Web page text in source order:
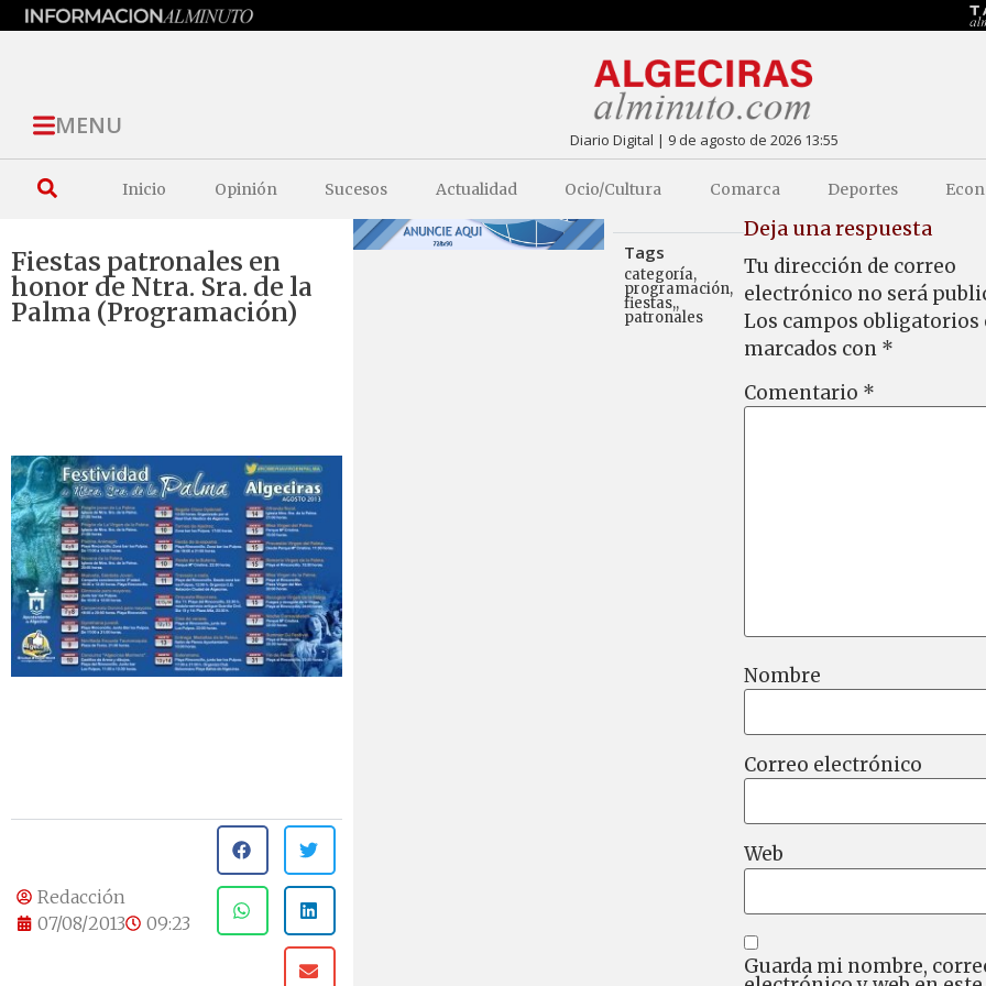
MENU Diario Digital | 9 de agosto de 2026 13:55
Inicio Opinión Sucesos Actualidad Ocio/Cultura Comarca Deportes
Fiestas patronales en
honor de Ntra. Sra. de la
Palma (Programación)
Redacción
07/08/2013
09:23
Tags
categoría,
programación,
fiestas,,
patronales
Deja una respuesta
Tu dirección de correo
electrónico no será
Los campos obligatorios
marcados con *
Comentario *
Nombre
Correo electrónico
Web
Guarda mi nombre,